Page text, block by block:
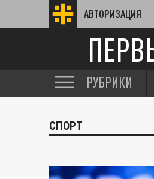
АВТОРИЗАЦИЯ
РУБРИКИ
СПОРТ